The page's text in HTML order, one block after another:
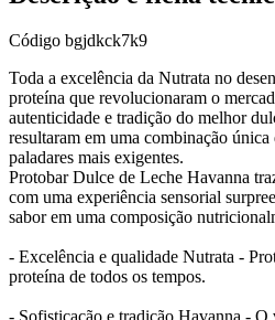
Código bgjdkck7k9
Toda a excelência da Nutrata no
proteína que revolucionaram o
autenticidade e tradição do melhor
resultaram em uma combinação única
paladares mais exigentes.
Protobar Dulce de Leche Havanna
com uma experiência sensorial
sabor em uma composição
- Excelência e qualidade Nutrata -
proteína de todos os tempos.